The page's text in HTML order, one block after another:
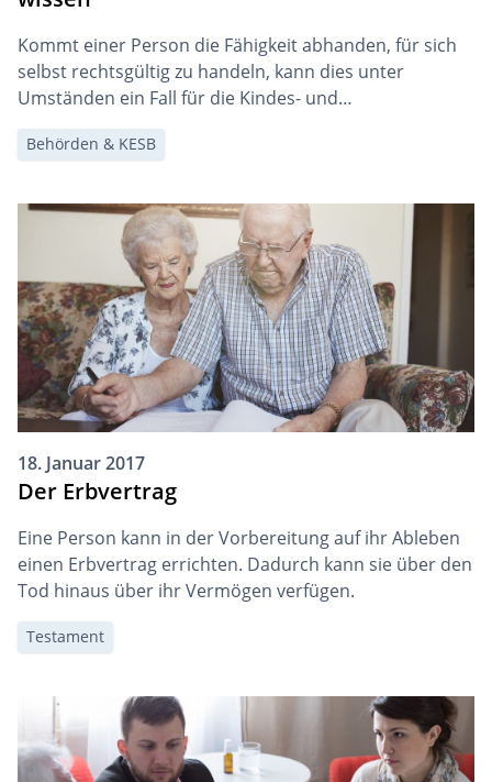
Kommt einer Person die Fähigkeit abhanden, für sich
selbst rechtsgültig zu handeln, kann dies unter
Umständen ein Fall für die Kindes- und
Erwachsenenschutzbehörden KESB sein.
Behörden & KESB
18. Januar 2017
Der Erbvertrag
Eine Person kann in der Vorbereitung auf ihr Ableben
einen Erbvertrag errichten. Dadurch kann sie über den
Tod hinaus über ihr Vermögen verfügen.
Testament